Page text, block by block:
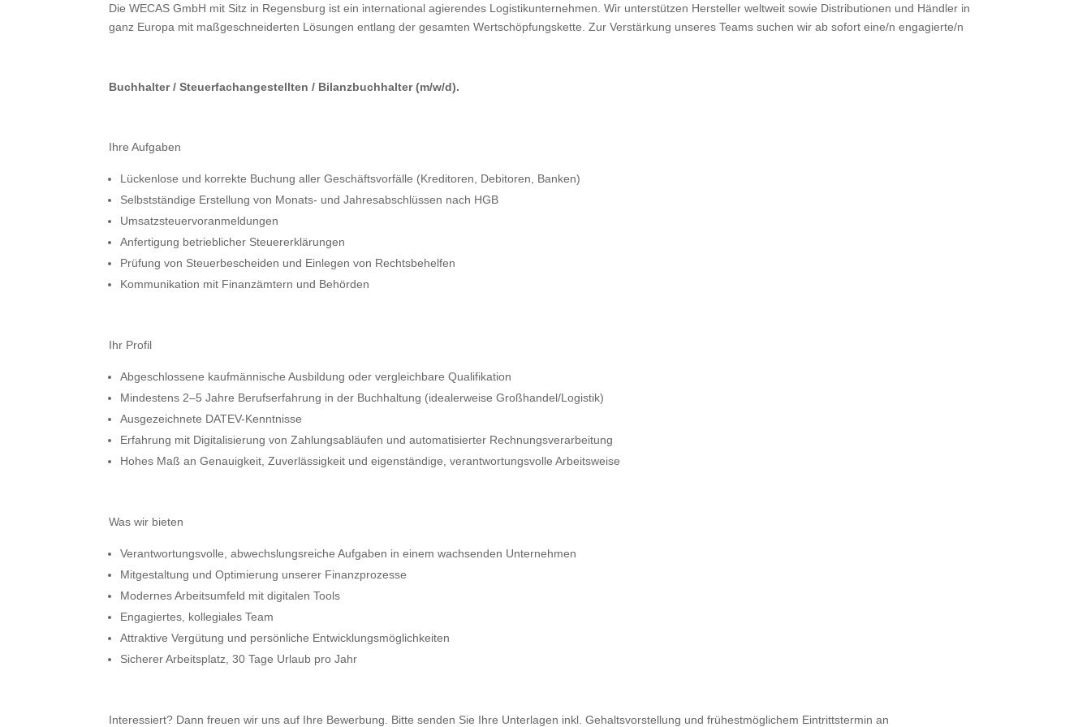
Die WECAS GmbH mit Sitz in Regensburg ist ein international agierendes Logistikunternehmen. Wir unterstützen Hersteller weltweit sowie Distributionen und Händler in
ganz Europa mit maßgeschneiderten Lösungen entlang der gesamten Wertschöpfungskette. Zur Verstärkung unseres Teams suchen wir ab sofort eine/n engagierte/n
Buchhalter / Steuerfachangestellten / Bilanzbuchhalter (m/w/d).
Ihre Aufgaben
Lückenlose und korrekte Buchung aller Geschäftsvorfälle (Kreditoren, Debitoren, Banken)
Selbstständige Erstellung von Monats- und Jahresabschlüssen nach HGB
Umsatzsteuervoranmeldungen
Anfertigung betrieblicher Steuererklärungen
Prüfung von Steuerbescheiden und Einlegen von Rechtsbehelfen
Kommunikation mit Finanzämtern und Behörden
Ihr Profil
Abgeschlossene kaufmännische Ausbildung oder vergleichbare Qualifikation
Mindestens 2–5 Jahre Berufserfahrung in der Buchhaltung (idealerweise Großhandel/Logistik)
Ausgezeichnete DATEV-Kenntnisse
Erfahrung mit Digitalisierung von Zahlungsabläufen und automatisierter Rechnungsverarbeitung
Hohes Maß an Genauigkeit, Zuverlässigkeit und eigenständige, verantwortungsvolle Arbeitsweise
Was wir bieten
Verantwortungsvolle, abwechslungsreiche Aufgaben in einem wachsenden Unternehmen
Mitgestaltung und Optimierung unserer Finanzprozesse
Modernes Arbeitsumfeld mit digitalen Tools
Engagiertes, kollegiales Team
Attraktive Vergütung und persönliche Entwicklungsmöglichkeiten
Sicherer Arbeitsplatz, 30 Tage Urlaub pro Jahr
Interessiert? Dann freuen wir uns auf Ihre Bewerbung. Bitte senden Sie Ihre Unterlagen inkl. Gehaltsvorstellung und frühestmöglichem Eintrittstermin an